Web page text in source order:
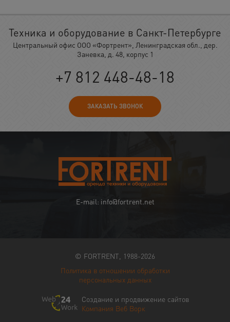
Техника и оборудование в Санкт-Петербурге
Центральный офис ООО «Фортрент», Ленинградская обл., дер.
Заневка, д. 48, корпус 1
+7 812 448-48-18
ЗАКАЗАТЬ ЗВОНОК
E-mail: info@fortrent.net
© FORTRENT, 1988-2026
Политика в отношении обработки
персональных данных
Создание и продвижение сайтов
Компания Веб Ворк